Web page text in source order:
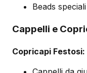
Beads
Cappelli e
Copricapi Festosi: